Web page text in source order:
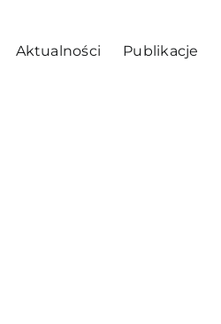
Aktualności Publikacje